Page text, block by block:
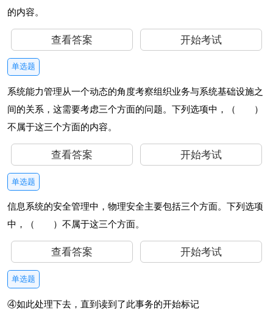
的内容。
查看答案 开始考试
单选题
系统能力管理从一个动态的角度考察组织业务与系统基础设施之
间的关系，这需要考虑三个方面的问题。下列选项中，（ ）
不属于这三个方面的内容。
查看答案 开始考试
单选题
信息系统的安全管理中，物理安全主要包括三个方面。下列选项
中，（ ）不属于这三个方面。
查看答案 开始考试
单选题
④如此处理下去，直到读到了此事务的开始标记